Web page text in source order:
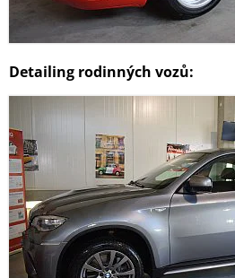
Detailing rodinných vozů: